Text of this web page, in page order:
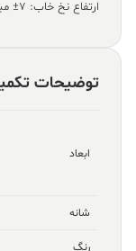
ارتفاع نخ خاب: ۷± میلی متر
توضیحات
ابعاد
شانه
رنگ